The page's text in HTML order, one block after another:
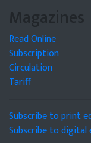
Magazines
Read Online
Subscription
Circulation
Tariff
Subscribe to print
Subscribe to